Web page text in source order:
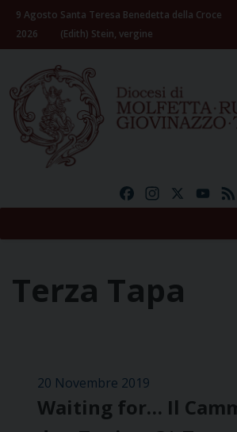
Skip
content
9 Agosto
2026
Santa Teresa Benedetta della Croce
(Edith) Stein, vergine
FacebookInstagram
Terza Tapa
20 Novembre 2019
Waiting for… Il